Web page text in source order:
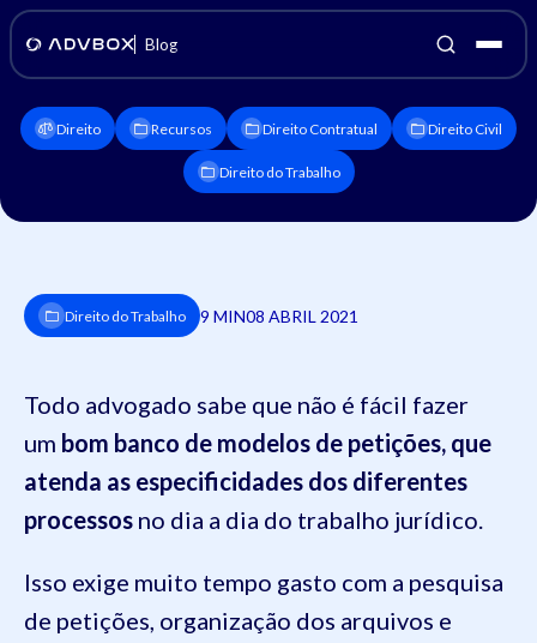
Blog
Direito Recursos Direito Contratual Direito Civil
Direito do Trabalho
Direito do Trabalho 9 MIN08 ABRIL 2021
Todo advogado sabe que não é fácil fazer
um bom banco de modelos de petições, que
atenda as especificidades dos diferentes
processos no dia a dia do trabalho jurídico.
Isso exige muito tempo gasto com a pesquisa
de petições, organização dos arquivos e